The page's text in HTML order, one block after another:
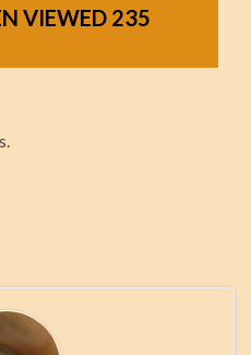
VIEWED 235